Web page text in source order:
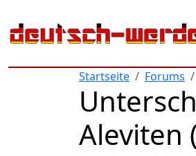
Startseite
Forums
Aleviten